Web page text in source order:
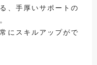
、手厚いサポートの
にスキルアップがで